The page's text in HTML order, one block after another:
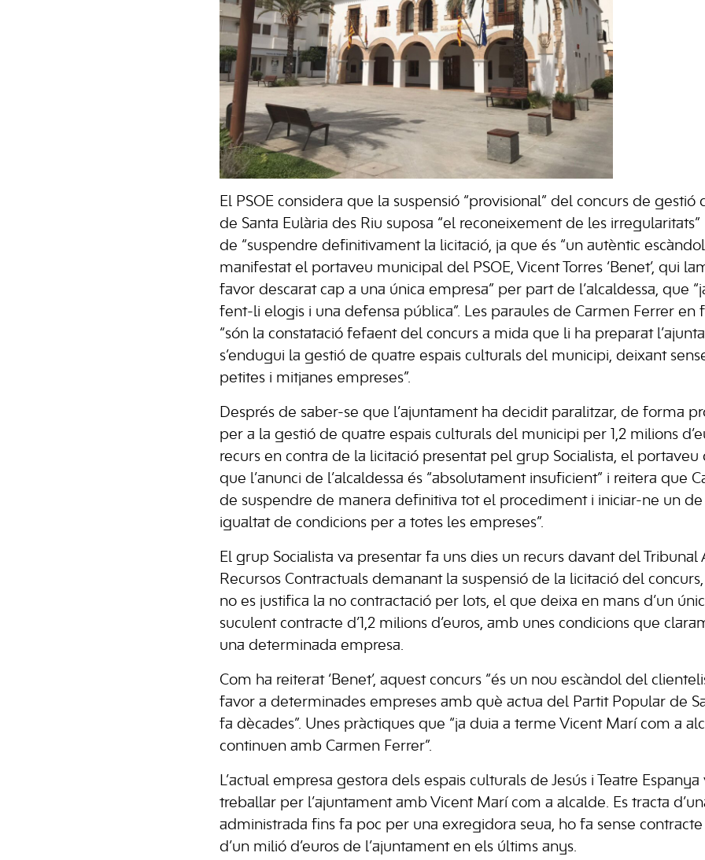
El PSOE considera que la suspensió “provisional” del concurs de gestió
de Santa Eulària des Riu suposa “el reconeixement de les
de “suspendre definitivament la licitació, ja que és “un autèntic
manifestat el portaveu municipal del PSOE, Vicent Torres ‘Benet’, qui
favor descarat cap a una única empresa” per part de l’alcaldessa, que
fent-li elogis i una defensa pública”. Les paraules de Carmen Ferrer en
“són la constatació fefaent del concurs a mida que li ha preparat
s’endugui la gestió de quatre espais culturals del municipi, deixant
petites i mitjanes empreses”.
Després de saber-se que l’ajuntament ha decidit paralitzar, de forma
per a la gestió de quatre espais culturals del municipi per 1,2 milions
recurs en contra de la licitació presentat pel grup Socialista, el portaveu
que l’anunci de l’alcaldessa és “absolutament insuficient” i reitera que
de suspendre de manera definitiva tot el procediment i iniciar-ne un
igualtat de condicions per a totes les empreses”.
El grup Socialista va presentar fa uns dies un recurs davant del
Recursos Contractuals demanant la suspensió de la licitació del
no es justifica la no contractació per lots, el que deixa en mans d’un
suculent contracte d’1,2 milions d’euros, amb unes condicions que
una determinada empresa.
Com ha reiterat ‘Benet’, aquest concurs “és un nou escàndol del
favor a determinades empreses amb què actua del Partit Popular de
fa dècades”. Unes pràctiques que “ja duia a terme Vicent Marí com a
continuen amb Carmen Ferrer”.
L’actual empresa gestora dels espais culturals de Jesús i Teatre
treballar per l’ajuntament amb Vicent Marí com a alcalde. Es tracta
administrada fins fa poc per una exregidora seua, ho fa sense
d’un milió d’euros de l’ajuntament en els últims anys.